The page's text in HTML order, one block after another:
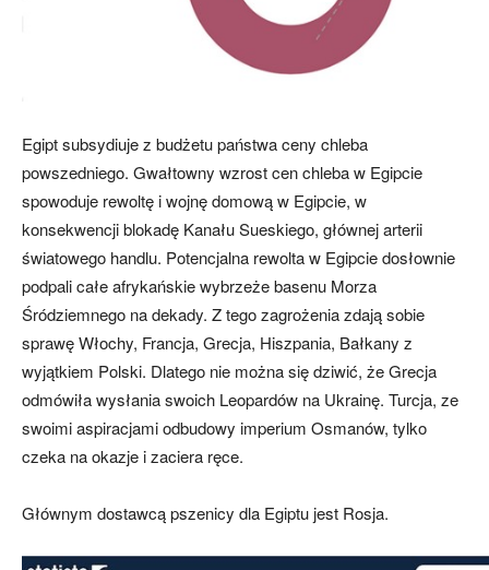
Egipt subsydiuje z budżetu państwa ceny chleba
powszedniego. Gwałtowny wzrost cen chleba w Egipcie
spowoduje rewoltę i wojnę domową w Egipcie, w
konsekwencji blokadę Kanału Sueskiego, głównej arterii
światowego handlu. Potencjalna rewolta w Egipcie dosłownie
podpali całe afrykańskie wybrzeże basenu Morza
Śródziemnego na dekady. Z tego zagrożenia zdają sobie
sprawę Włochy, Francja, Grecja, Hiszpania, Bałkany z
wyjątkiem Polski. Dlatego nie można się dziwić, że Grecja
odmówiła wysłania swoich Leopardów na Ukrainę. Turcja, ze
swoimi aspiracjami odbudowy imperium Osmanów, tylko
czeka na okazje i zaciera ręce.
Głównym dostawcą pszenicy dla Egiptu jest Rosja.